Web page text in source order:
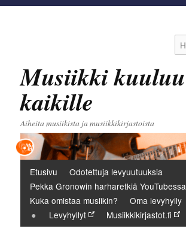
Musiikki kuuluu
kaikille
Aiheita musiikista ja musiikkikirjastoista
Päävalikko
Etusivu
Odotettuja levyuutuuksia
Pekka Gronowin harharetkiä YouTubessa
Kuka omistaa musiikin?
Oma levyhylly
Levyhyllyt
Musiikkikirjastot.fi